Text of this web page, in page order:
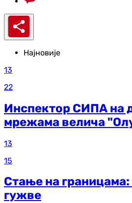
Најновије
13
22
Инспектор СИПА на
мрежама велича
13
15
Стање на границама:
гужве